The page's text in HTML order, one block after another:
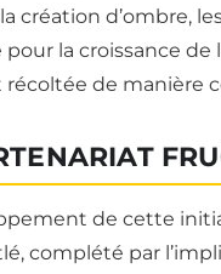
création d’ombre,
la croissance de
récoltée de
de cette
complété par